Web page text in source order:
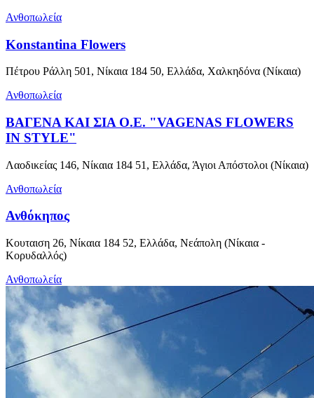
Ανθοπωλεία
Konstantina Flowers
Πέτρου Ράλλη 501, Νίκαια 184 50, Ελλάδα, Χαλκηδόνα (Νίκαια)
Ανθοπωλεία
ΒΑΓΕΝΑ ΚΑΙ ΣΙΑ Ο.Ε. "VAGENAS FLOWERS
IN STYLE"
Λαοδικείας 146, Νίκαια 184 51, Ελλάδα, Άγιοι Απόστολοι (Νίκαια)
Ανθοπωλεία
Ανθόκηπος
Κουταιση 26, Νίκαια 184 52, Ελλάδα, Νεάπολη (Νίκαια -
Κορυδαλλός)
Ανθοπωλεία